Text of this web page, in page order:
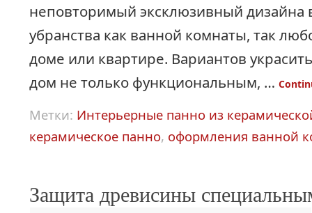
неповторимый эксклюзивный дизайна
убранства как ванной комнаты, так
доме или квартире. Вариантов
дом не только функциональным, …
Метки: Интерьерные панно из
керамическое панно, оформления ванной
Защита древисины